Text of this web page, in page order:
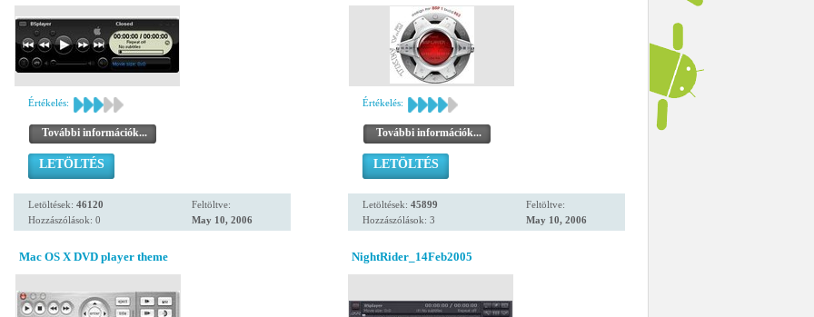
Értékelés:
További információk...
LETÖLTÉS
Letöltések: 46120
Hozzászólások: 0
Feltöltve:
May 10, 2006
Értékelés:
További információk...
LETÖLTÉS
Letöltések: 45899
Hozzászólások: 3
Feltöltve:
May 10, 2006
Mac OS X DVD player theme NightRider_14Feb2005